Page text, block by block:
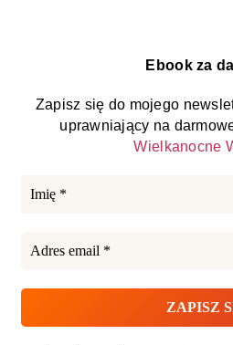
Ebook za
Zapisz się do mojego
uprawniający na
Wielkanocne